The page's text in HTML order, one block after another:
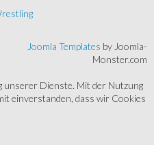
Joomla Templates by Joomla-
Monster.com
unserer Dienste. Mit der Nutzung
einverstanden, dass wir Cookies